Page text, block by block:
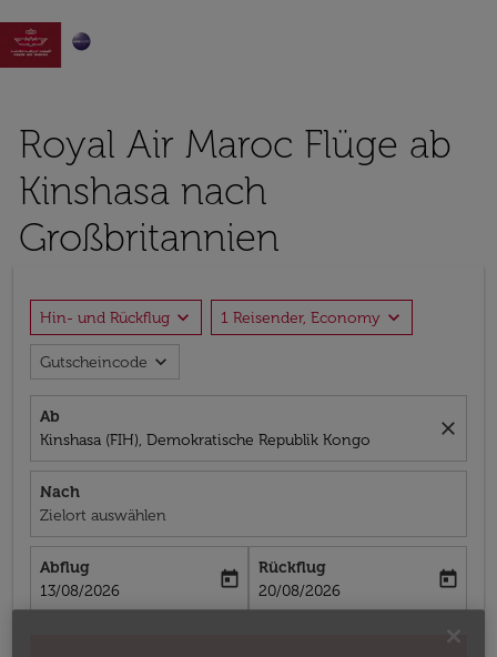

Royal Air Maroc Flüge ab
Kinshasa nach
Großbritannien
Hin- und Rückflug expand_more 1 Reisender, Economy expand_more
Gutscheincode expand_more
Ab
Kinshasa (FIH), Demokratische Republik Kongo
close
Nach
Zielort auswählen
Abflug
fc-booking-departure-date-aria-label
13/08/2026
today
Rückflug
fc-booking-return-date-aria-label
20/08/2026
today